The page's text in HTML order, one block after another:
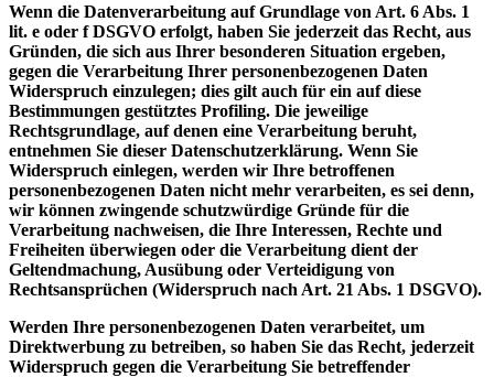
Wenn die Datenverarbeitung auf Grundlage von Art. 6 Abs. 1
lit. e oder f DSGVO erfolgt, haben Sie jederzeit das Recht, aus
Gründen, die sich aus Ihrer besonderen Situation ergeben,
gegen die Verarbeitung Ihrer personenbezogenen Daten
Widerspruch einzulegen; dies gilt auch für ein auf diese
Bestimmungen gestütztes Profiling. Die jeweilige
Rechtsgrundlage, auf denen eine Verarbeitung beruht,
entnehmen Sie dieser Datenschutzerklärung. Wenn Sie
Widerspruch einlegen, werden wir Ihre betroffenen
personenbezogenen Daten nicht mehr verarbeiten, es sei denn,
wir können zwingende schutzwürdige Gründe für die
Verarbeitung nachweisen, die Ihre Interessen, Rechte und
Freiheiten überwiegen oder die Verarbeitung dient der
Geltendmachung, Ausübung oder Verteidigung von
Rechtsansprüchen (Widerspruch nach Art. 21 Abs. 1 DSGVO).
Werden Ihre personenbezogenen Daten verarbeitet, um
Direktwerbung zu betreiben, so haben Sie das Recht, jederzeit
Widerspruch gegen die Verarbeitung Sie betreffender